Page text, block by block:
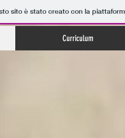
sito è stato creato con la
Curriculum